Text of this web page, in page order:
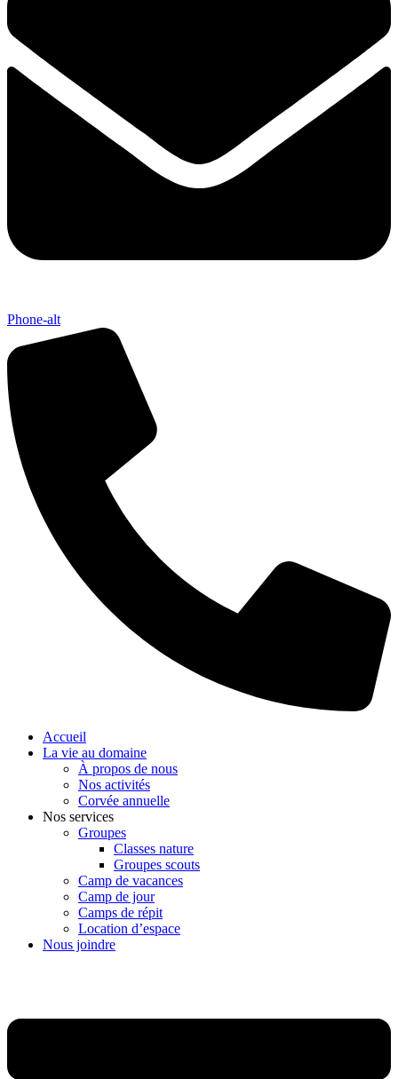
Phone-alt
Accueil
La vie au domaine
À propos de nous
Nos activités
Corvée annuelle
Nos services
Groupes
Classes nature
Groupes scouts
Camp de vacances
Camp de jour
Camps de répit
Location d’espace
Nous joindre